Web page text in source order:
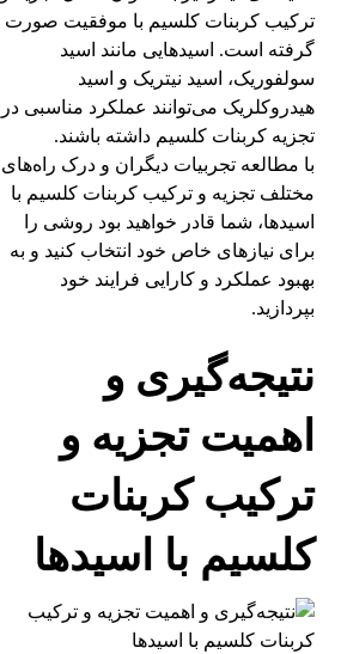
ترکیب کربنات کلسیم با موفقیت صورت
گرفته است. اسیدهایی مانند اسید
سولفوریک، اسید نیتریک و اسید
هیدروکلریک می‌توانند عملکرد مناسبی در
تجزیه کربنات کلسیم داشته باشند.
با مطالعه تجربیات دیگران و درک راه‌های
مختلف تجزیه و ترکیب کربنات کلسیم با
اسیدها، شما قادر خواهید بود روشی را
برای نیازهای خاص خود انتخاب کنید و به
بهبود عملکرد و کارایی فرایند خود
بپردازید.
نتیجه‌گیری و
اهمیت تجزیه و
ترکیب کربنات
کلسیم با اسیدها